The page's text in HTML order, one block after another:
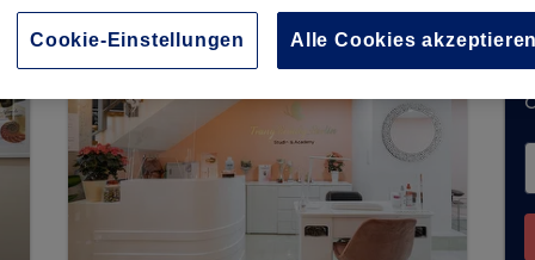
Cookie-Einstellungen Alle Cookies akzeptieren